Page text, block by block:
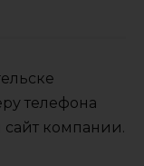
телефона
компании.